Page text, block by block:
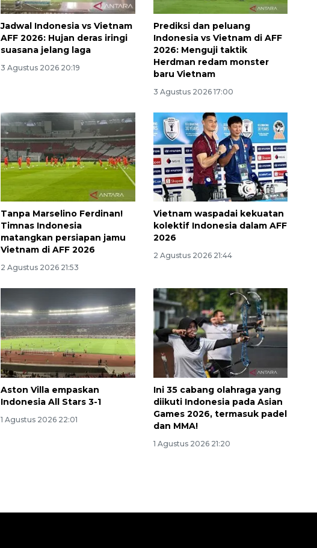
Jadwal Indonesia vs Vietnam
AFF 2026: Hujan deras iringi
suasana jelang laga
3 Agustus 2026 20:19
Prediksi dan peluang
Indonesia vs Vietnam di AFF
2026: Menguji taktik
Herdman redam monster
baru Vietnam
3 Agustus 2026 17:00
Tanpa Marselino Ferdinan!
Timnas Indonesia
matangkan persiapan jamu
Vietnam di AFF 2026
2 Agustus 2026 21:53
Vietnam waspadai kekuatan
kolektif Indonesia dalam AFF
2026
2 Agustus 2026 21:44
Aston Villa empaskan
Indonesia All Stars 3-1
1 Agustus 2026 22:01
Ini 35 cabang olahraga yang
diikuti Indonesia pada Asian
Games 2026, termasuk padel
dan MMA!
1 Agustus 2026 21:20
Waspadai penyakit saat
musim kemarau
2026-08-05 12:00:00